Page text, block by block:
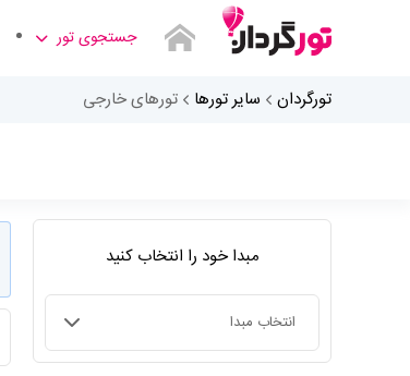
جستجوی تور
تورگردان سایر تورها تورهای خارجی
مبدا خود را انتخاب کنید